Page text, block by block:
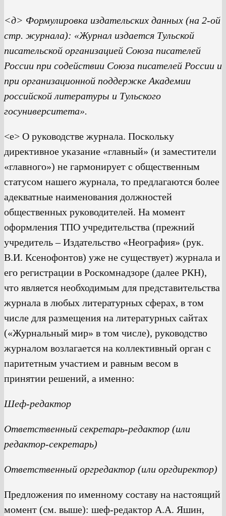
<д> Формулировка издательских данных (на 2-ой
стр. журнала): «Журнал издается Тульской
писательской организацией Союза писателей
России при содействии Союза писателей России и
при организационной поддержке Академии
российской литературы и Тульского
госуниверситета».
<е> О руководстве журнала. Поскольку
директивное указание «главный» (и заместители
«главного») не гармонирует с общественным
статусом нашего журнала, то предлагаются более
адекватные наименования должностей
общественных руководителей. На момент
оформления ТПО учредительства (прежний
учредитель – Издательство «Неография» (рук.
В.И. Ксенофонтов) уже не существует) журнала и
его регистрации в Роскомнадзоре (далее РКН),
что является необходимым для представительства
журнала в любых литературных сферах, в том
числе для размещения на литературных сайтах
(«Журнальный мир» в том числе), руководство
журналом возлагается на коллективный орган с
паритетным участием и равным весом в
принятии решений, а именно:
Шеф-редактор
Ответственный секретарь-редактор (или
редактор-секретарь)
Ответственный оргредактор (или оргдиректор)
Предложения по именному составу на настоящий
момент (см. выше): шеф-редактор А.А. Яшин,